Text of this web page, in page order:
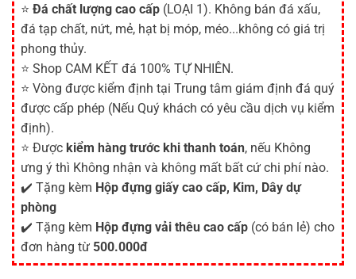
⭐ Đá chất lượng cao cấp (LOẠI 1). Không bán đá xấu,
đá tạp chất, nứt, mẻ, hạt bị móp, méo...không có giá trị
phong thủy.
⭐ Shop CAM KẾT đá 100% TỰ NHIÊN.
⭐ Vòng được kiểm định tại Trung tâm giám định đá quý
được cấp phép (Nếu Quý khách có yêu cầu dịch vụ kiểm
định).
⭐ Được kiểm hàng trước khi thanh toán, nếu Không
ưng ý thì Không nhận và không mất bất cứ chi phí nào.
✔️ Tặng kèm Hộp đựng giấy cao cấp, Kim, Dây dự
phòng
✔️ Tặng kèm Hộp đựng vải thêu cao cấp (có bán lẻ) cho
đơn hàng từ 500.000đ